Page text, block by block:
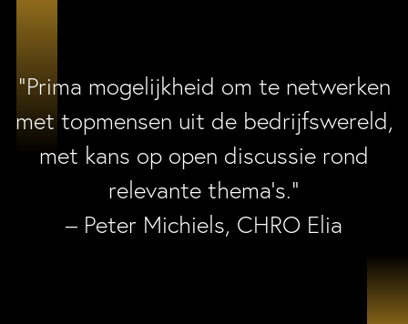
“Prima mogelijkheid om te netwerken
met topmensen uit de bedrijfswereld,
met kans op open discussie rond
relevante thema’s.”
– Peter Michiels, CHRO Elia